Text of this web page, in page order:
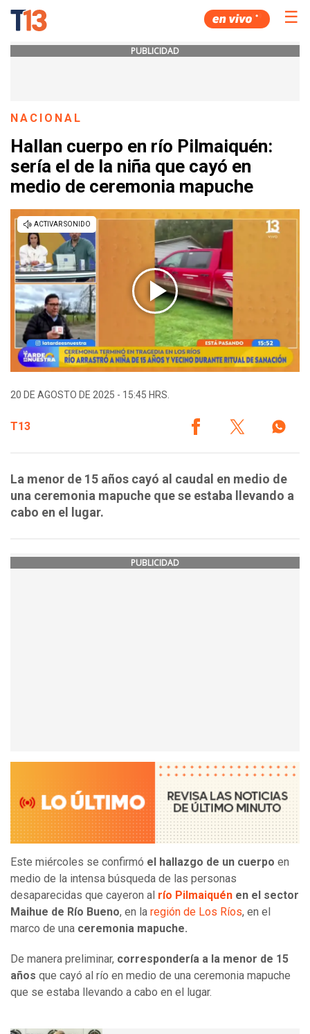
☰
PUBLICIDAD
NACIONAL
Hallan cuerpo en río Pilmaiquén:
sería el de la niña que cayó en
medio de ceremonia mapuche
20 DE AGOSTO DE 2025 - 15:45 HRS.
T13
La menor de 15 años cayó al caudal en medio de
una ceremonia mapuche que se estaba llevando a
cabo en el lugar.
PUBLICIDAD
Este miércoles se confirmó el hallazgo de un cuerpo en
medio de la intensa búsqueda de las personas
desaparecidas que cayeron al río Pilmaiquén en el sector
Maihue de Río Bueno, en la región de Los Ríos, en el
marco de una ceremonia mapuche.
De manera preliminar, correspondería a la menor de 15
años que cayó al río en medio de una ceremonia mapuche
que se estaba llevando a cabo en el lugar.